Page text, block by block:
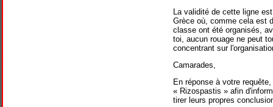
La validité de cette ligne
Grèce où, comme cela est
classe ont été organisés,
toi, aucun rouage ne peut
concentrant sur
Camarades,
En réponse à votre
« Rizospastis » afin
tirer leurs propres